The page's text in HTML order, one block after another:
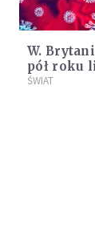
W.
pół roku
powodu
ŚWIAT